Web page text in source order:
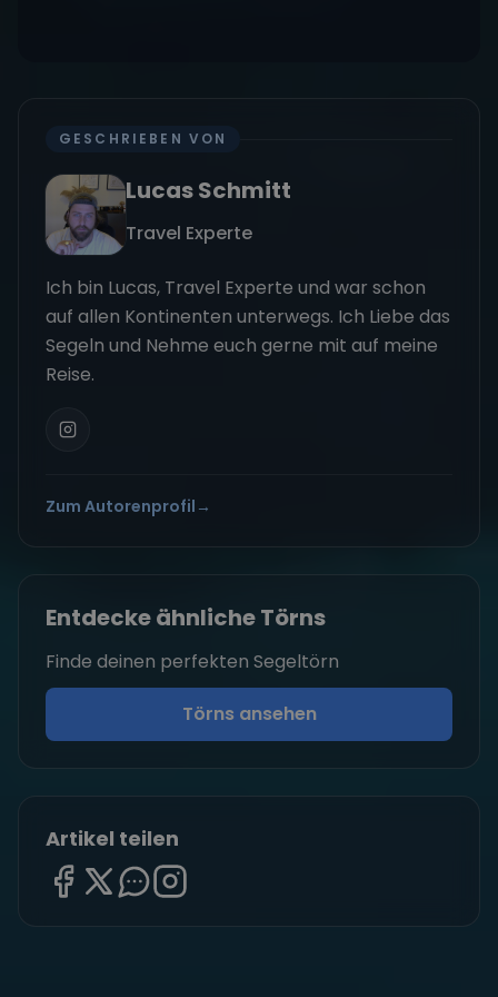
GESCHRIEBEN VON
Lucas Schmitt
Travel Experte
Ich bin Lucas, Travel Experte und war schon
auf allen Kontinenten unterwegs. Ich Liebe das
Segeln und Nehme euch gerne mit auf meine
Reise.
Zum Autorenprofil →
Entdecke ähnliche Törns
Finde deinen perfekten Segeltörn
Törns ansehen
Artikel teilen